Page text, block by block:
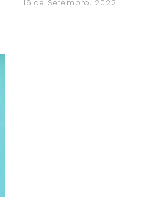
16 de Setembro, 2022